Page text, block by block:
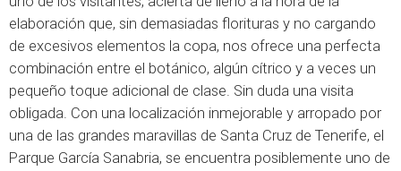
elaboración que, sin demasiadas florituras y no cargando
de excesivos elementos la copa, nos ofrece una perfecta
combinación entre el botánico, algún cítrico y a veces un
pequeño toque adicional de clase. Sin duda una visita
obligada. Con una localización inmejorable y arropado por
una de las grandes maravillas de Santa Cruz de Tenerife, el
Parque García Sanabria, se encuentra posiblemente uno de